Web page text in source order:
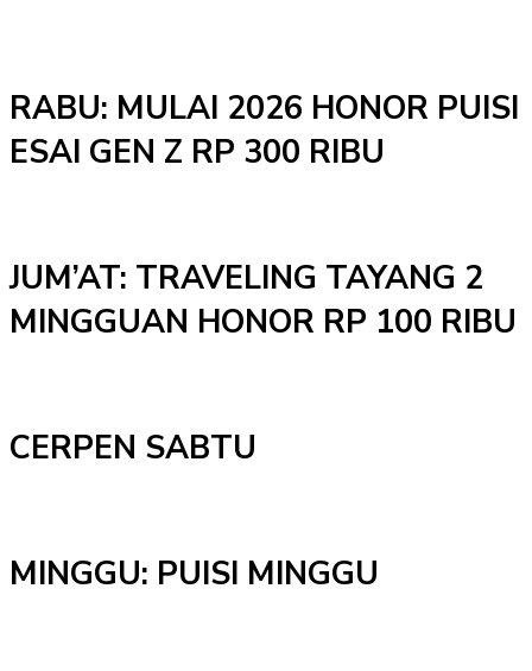
RABU: MULAI 2026 HONOR PUISI
ESAI GEN Z RP 300 RIBU
JUM’AT: TRAVELING TAYANG 2
MINGGUAN HONOR RP 100 RIBU
CERPEN SABTU
MINGGU: PUISI MINGGU